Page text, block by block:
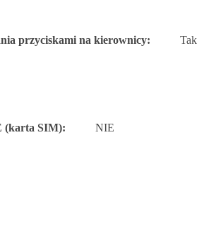
przyciskami na kierownicy: Tak
(karta SIM): NIE